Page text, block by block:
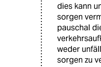
dies kann
sorgen
pauschal
weder
sorgen zu